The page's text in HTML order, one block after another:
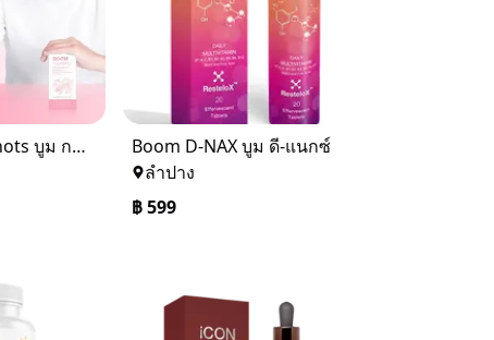
Boom Gluta Shots บูม กลูต้า ช็อตส์
Boom D-NAX บูม ดี-แนกซ์
ลำปาง
฿599